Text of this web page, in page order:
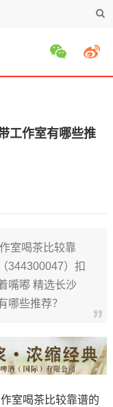
工作室有哪些推
室喝茶比较靠
344300047）扣
嘴嘟 精选长沙
哪些推荐？
室喝茶比较靠谱的